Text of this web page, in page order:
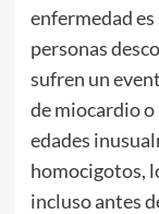
enfermedad
personas
sufren un
de miocardio o
edades
homocigotos,
incluso antes